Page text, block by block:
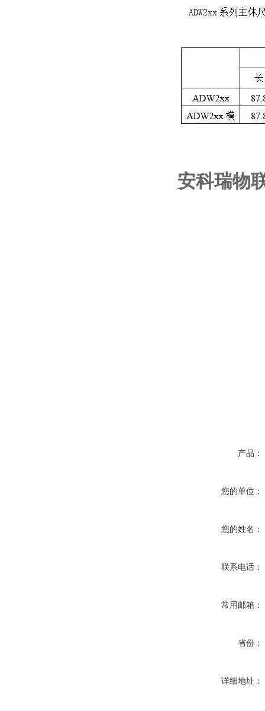
安科瑞物
产品：
您的单位：
您的姓名：
联系电话：
常用邮箱：
省份：
详细地址：